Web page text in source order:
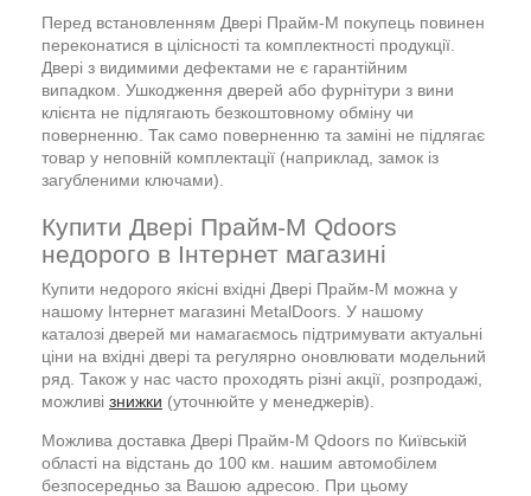
Перед встановленням Двері Прайм-М покупець повинен
переконатися в цілісності та комплектності продукції.
Двері з видимими дефектами не є гарантійним
випадком. Ушкодження дверей або фурнітури з вини
клієнта не підлягають безкоштовному обміну чи
поверненню. Так само поверненню та заміні не підлягає
товар у неповній комплектації (наприклад, замок із
загубленими ключами).
Купити Двері Прайм-М Qdoors
недорого в Інтернет магазині
Купити недорого якісні вхідні Двері Прайм-М можна у
нашому Інтернет магазині MetalDoors. У нашому
каталозі дверей ми намагаємось підтримувати актуальні
ціни на вхідні двері та регулярно оновлювати модельний
ряд. Також у нас часто проходять різні акції, розпродажі,
можливі знижки (уточнюйте у менеджерів).
Можлива доставка Двері Прайм-М Qdoors по Київській
області на відстань до 100 км. нашим автомобілем
безпосередньо за Вашою адресою. При цьому